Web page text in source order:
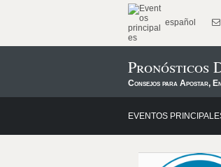
español
Pronósticos
Consejos para Apostar,
EVENTOS